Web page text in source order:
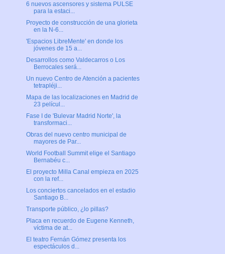
6 nuevos ascensores y sistema PULSE
para la estaci...
Proyecto de construcción de una glorieta
en la N-6...
'Espacios LibreMente' en donde los
jóvenes de 15 a...
Desarrollos como Valdecarros o Los
Berrocales será...
Un nuevo Centro de Atención a pacientes
tetrapléji...
Mapa de las localizaciones en Madrid de
23 películ...
Fase I de 'Bulevar Madrid Norte', la
transformaci...
Obras del nuevo centro municipal de
mayores de Par...
World Football Summit elige el Santiago
Bernabéu c...
El proyecto Milla Canal empieza en 2025
con la ref...
Los conciertos cancelados en el estadio
Santiago B...
Transporte público, ¿lo pillas?
Placa en recuerdo de Eugene Kenneth,
víctima de at...
El teatro Fernán Gómez presenta los
espectáculos d...